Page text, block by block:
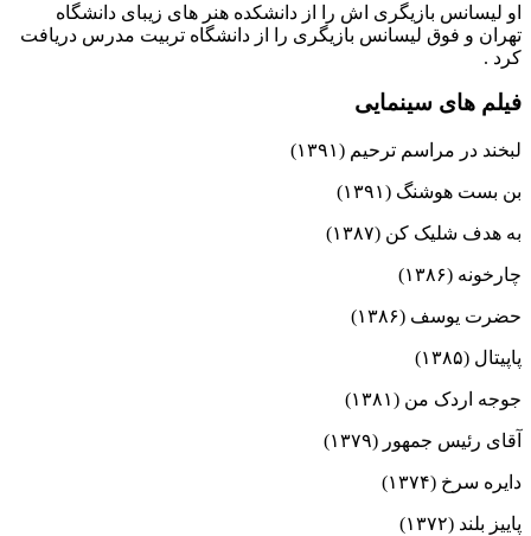
او لیسانس بازیگری اش را از دانشکده هنر های زیبای دانشگاه
تهران و فوق لیسانس بازیگری را از دانشگاه تربیت مدرس دریافت
کرد .
فیلم های سینمایی
لبخند در مراسم ترحیم (۱۳۹۱)
بن بست هوشنگ (۱۳۹۱)
به هدف شلیک کن (۱۳۸۷)
چارخونه (۱۳۸۶)
حضرت یوسف (۱۳۸۶)
پاپیتال (۱۳۸۵)
جوجه اردک من (۱۳۸۱)
آقای رئیس جمهور (۱۳۷۹)
دایره سرخ (۱۳۷۴)
پاییز بلند (۱۳۷۲)